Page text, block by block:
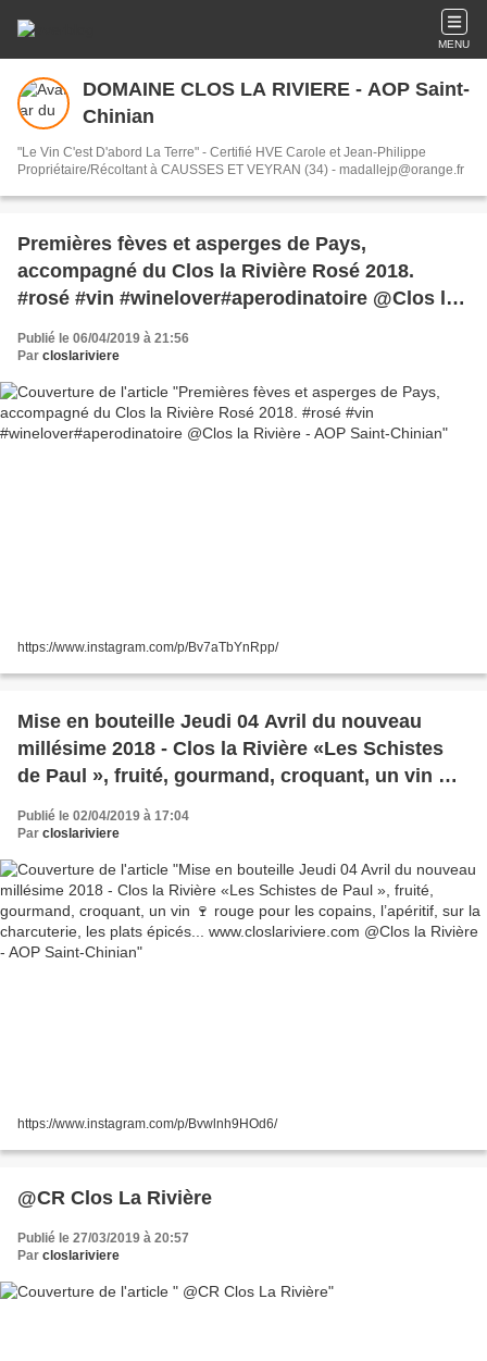
MENU
DOMAINE CLOS LA RIVIERE - AOP Saint-
Chinian
"Le Vin C'est D'abord La Terre" - Certifié HVE Carole et Jean-Philippe
Propriétaire/Récoltant à CAUSSES ET VEYRAN (34) - madallejp@orange.fr
Premières fèves et asperges de Pays,
accompagné du Clos la Rivière Rosé 2018.
#rosé #vin #winelover#aperodinatoire @Clos la
Rivière - AOP Saint-Chinian
Publié le 06/04/2019 à 21:56
Par closlariviere
https://www.instagram.com/p/Bv7aTbYnRpp/
Mise en bouteille Jeudi 04 Avril du nouveau
millésime 2018 - Clos la Rivière «Les Schistes
de Paul », fruité, gourmand, croquant, un vin 🍷
charcuterie, les plats épicés...
Saint-Chinian
Publié le 02/04/2019 à 17:04
Par closlariviere
https://www.instagram.com/p/Bvwlnh9HOd6/
@CR Clos La Rivière
Publié le 27/03/2019 à 20:57
Par closlariviere